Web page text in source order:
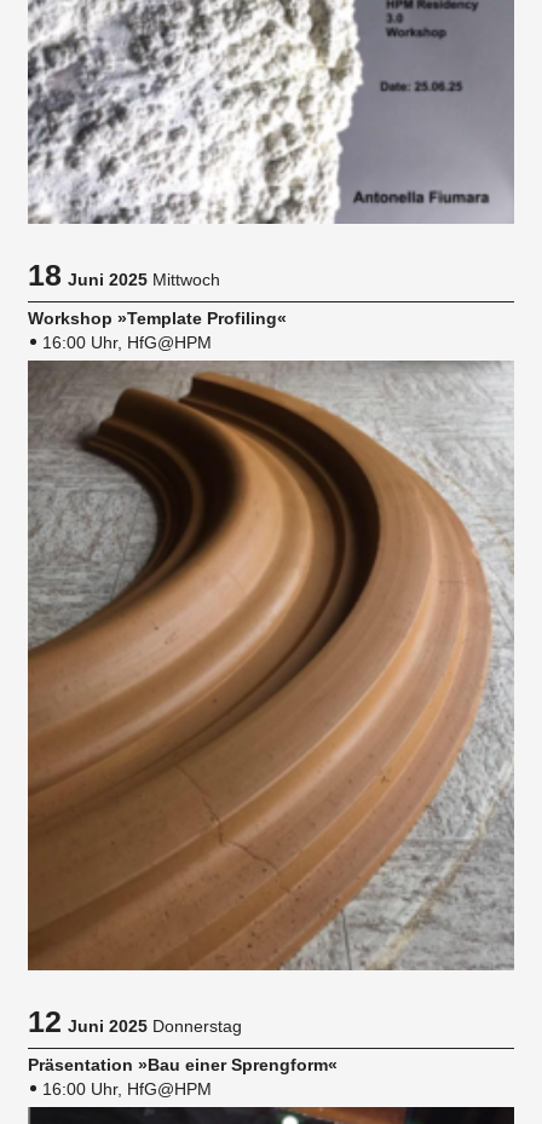
18Juni 2025 Mittwoch
Workshop »Template Profiling«
16:00 Uhr, HfG@HPM
12Juni 2025 Donnerstag
Präsentation »Bau einer Sprengform«
16:00 Uhr, HfG@HPM